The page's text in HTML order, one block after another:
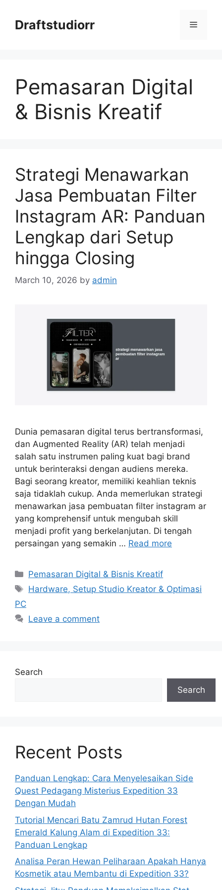
contentDraftstudiorr Menu
Pemasaran Digital
& Bisnis Kreatif
Strategi Menawarkan
Jasa Pembuatan Filter
Instagram AR: Panduan
Lengkap dari Setup
hingga Closing
March 10, 2026 by admin
Dunia pemasaran digital terus bertransformasi,
dan Augmented Reality (AR) telah menjadi
salah satu instrumen paling kuat bagi brand
untuk berinteraksi dengan audiens mereka.
Bagi seorang kreator, memiliki keahlian teknis
saja tidaklah cukup. Anda memerlukan strategi
menawarkan jasa pembuatan filter instagram ar
yang komprehensif untuk mengubah skill
menjadi profit yang berkelanjutan. Di tengah
persaingan yang semakin … Read more
Categories
Pemasaran Digital & Bisnis Kreatif
Tags
Hardware, Setup Studio Kreator & Optimasi
PC
Leave a comment
Search
Search
Recent Posts
Panduan Lengkap: Cara Menyelesaikan Side
Quest Pedagang Misterius Expedition 33
Dengan Mudah
Tutorial Mencari Batu Zamrud Hutan Forest
Emerald Kalung Alam di Expedition 33:
Panduan Lengkap
Analisa Peran Hewan Peliharaan Apakah Hanya
Kosmetik atau Membantu di Expedition 33?